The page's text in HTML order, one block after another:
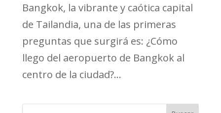
Bangkok, la vibrante y caótica capital
de Tailandia, una de las primeras
preguntas que surgirá es: ¿Cómo
llego del aeropuerto de Bangkok al
centro de la ciudad?...